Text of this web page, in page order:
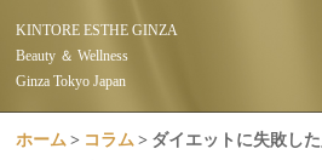
KINTORE ESTHE GINZA
Beauty ＆ Wellness
Ginza Tokyo Japan
ホーム コラム
ダイエットに失敗し